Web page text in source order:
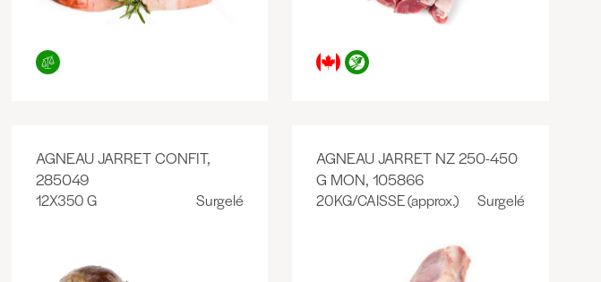
AGNEAU JARRET CONFIT,
285049
12X350 G Surgelé
AGNEAU JARRET NZ 250-450
G MON, 105866
20KG/CAISSE (approx.) Surgelé